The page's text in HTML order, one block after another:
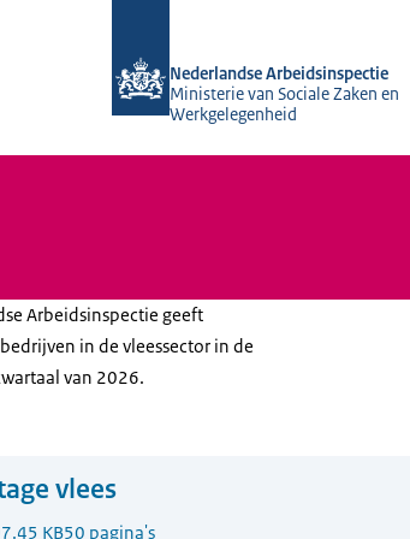
Nederlandse Arbeidsinspectie
Ministerie van Sociale Zaken en
Werkgelegenheid
Arbeidsinspectie geeft
in de vleessector in de
van 2026.
vlees
KB50 pagina's